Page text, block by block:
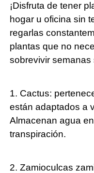
¡Disfruta de tener
hogar u oficina sin
regarlas
plantas que no
sobrevivir semanas
1. Cactus:
están adaptados a
Almacenan agua
transpiración.
2. Zamioculcas